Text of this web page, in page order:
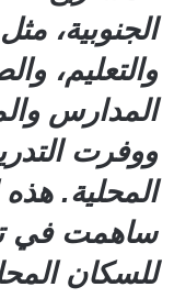
الجنوبية،
والتعليم،
المدارس
ووفرت
المحلية. هذه
ساهمت في
للسكان